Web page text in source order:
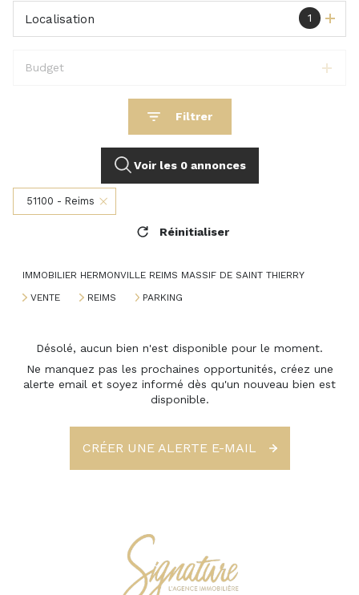
1
Localisation
Budget
Filtrer
Voir les 0annonces
51100 - Reims
Réinitialiser
IMMOBILIER HERMONVILLE REIMS MASSIF DE SAINT THIERRY
VENTE
REIMS PARKING
Désolé, aucun bien n'est disponible pour le moment.
Ne manquez pas les prochaines opportunités, créez une
alerte email et soyez informé dès qu'un nouveau bien est
disponible.
CRÉER UNE ALERTE E-MAIL